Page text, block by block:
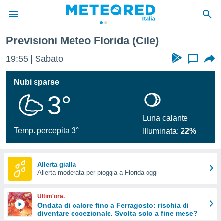
di
per
le
di
Web
le
Previsioni Meteo Florida (Cile)
19:55 Sabato ...
Nubi sparse
3°
Temp. percepita 3°
Luna calante
Illuminata:22%
Allerta gialla
Allerta moderata per pioggia a Florida oggi
Ultim'ora.
Ondata di calore fino a Ferragosto: rischia di
diventare eccezionale. Svolta solo a fine mese?